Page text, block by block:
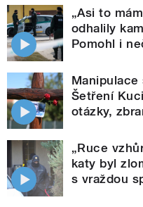
„Asi to
odhalily
Pomohl i
Šetření
otázky,
„Ruce
katy byl
s vraždou